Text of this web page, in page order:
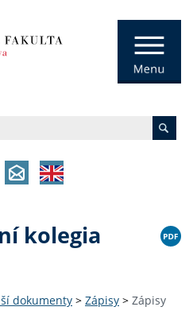
kolegia
dokumenty > Zápisy > Zápisy